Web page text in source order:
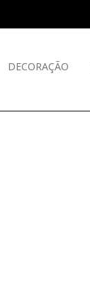
DECORAÇÃO